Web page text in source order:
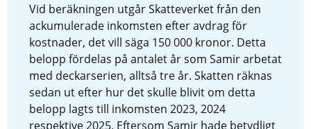
Vid beräkningen utgår Skatteverket från den
ackumulerade inkomsten efter avdrag för
kostnader, det vill säga 150 000 kronor. Detta
belopp fördelas på antalet år som Samir arbetat
med deckarserien, alltså tre år. Skatten räknas
sedan ut efter hur det skulle blivit om detta
belopp lagts till inkomsten 2023, 2024
respektive 2025. Eftersom Samir hade betydligt